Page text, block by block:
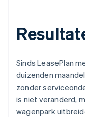
Sinds LeasePlan
duizenden
zonder
is niet veranderd,
wagenpark